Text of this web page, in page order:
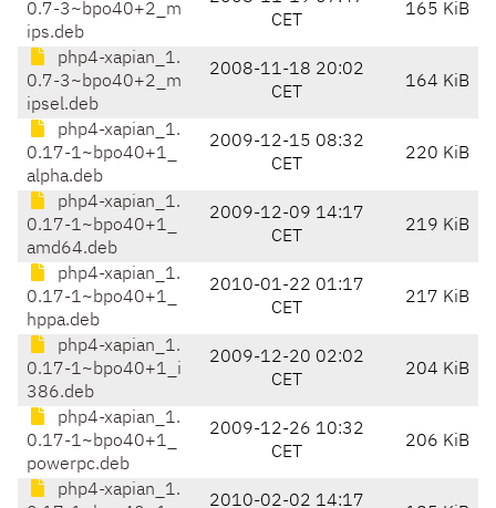
0.7-3~bpo40+2_m
ips.deb
CET
165 KiB
php4-xapian_1.
0.7-3~bpo40+2_m
ipsel.deb
2008-11-18 20:02
CET
164 KiB
php4-xapian_1.
0.17-1~bpo40+1_
alpha.deb
2009-12-15 08:32
CET
220 KiB
php4-xapian_1.
0.17-1~bpo40+1_
amd64.deb
2009-12-09 14:17
CET
219 KiB
php4-xapian_1.
0.17-1~bpo40+1_
hppa.deb
2010-01-22 01:17
CET
217 KiB
php4-xapian_1.
0.17-1~bpo40+1_i
386.deb
2009-12-20 02:02
CET
204 KiB
php4-xapian_1.
0.17-1~bpo40+1_
powerpc.deb
2009-12-26 10:32
CET
206 KiB
php4-xapian_1.
2010-02-02 14:17